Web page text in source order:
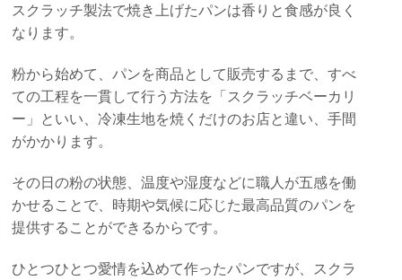
スクラッチ製法で焼き上げたパンは香りと食感が良く
なります。
粉から始めて、パンを商品として販売するまで、すべ
ての工程を一貫して行う方法を「スクラッチベーカリ
ー」といい、冷凍生地を焼くだけのお店と違い、手間
がかかります。
その日の粉の状態、温度や湿度などに職人が五感を働
かせることで、時期や気候に応じた最高品質のパンを
提供することができるからです。
ひとつひとつ愛情を込めて作ったパンですが、スクラ